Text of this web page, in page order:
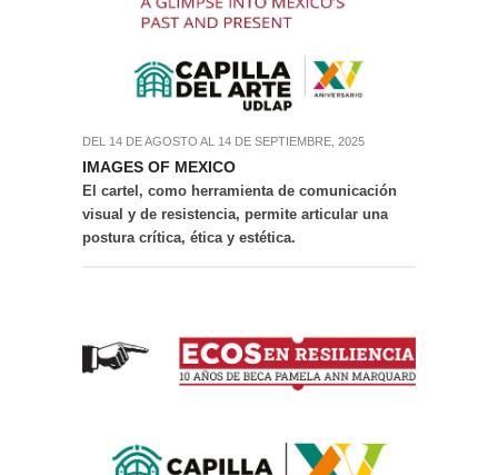
DEL 14 DE AGOSTO AL 14 DE SEPTIEMBRE, 2025
IMAGES OF MEXICO
El cartel, como herramienta de comunicación
visual y de resistencia, permite articular una
postura crítica, ética y estética.